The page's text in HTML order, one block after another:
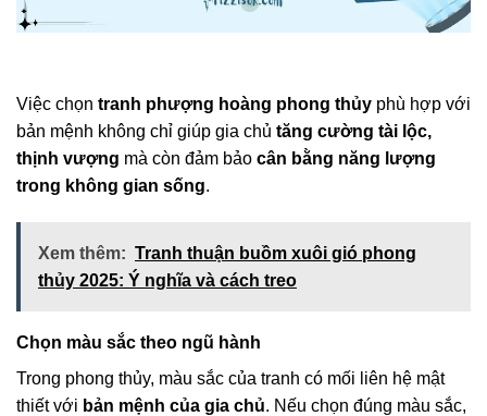
Việc chọn tranh phượng hoàng phong thủy phù hợp với
bản mệnh không chỉ giúp gia chủ tăng cường tài lộc,
thịnh vượng mà còn đảm bảo cân bằng năng lượng
trong không gian sống.
Xem thêm: Tranh thuận buồm xuôi gió phong
thủy 2025: Ý nghĩa và cách treo
Chọn màu sắc theo ngũ hành
Trong phong thủy, màu sắc của tranh có mối liên hệ mật
thiết với bản mệnh của gia chủ. Nếu chọn đúng màu sắc,